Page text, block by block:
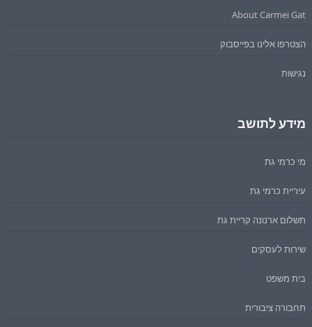
About Carmei Gat
הצטרפו אלינו בפייסבוק
נגישות
מידע לתושב
מי כרמי גת
עיריית כרמי גת
תשלום ארנונה קריית גת
שירות לעסקים
בית משפט
תחבורה ציבורית